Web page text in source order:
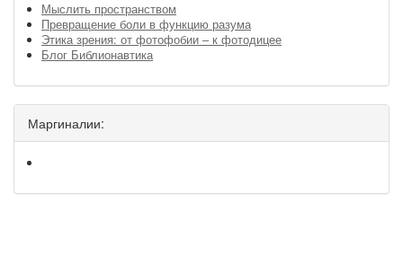
Мыслить пространством
Превращение боли в функцию разума
Этика зрения: от фотофобии – к фотодицее
Блог Библионавтика
Маргиналии: